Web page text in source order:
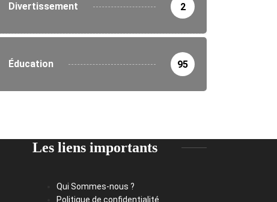
Divertissement 2
Éducation 95
Les liens importants
Qui Sommes-nous ?
Politique de confidentialité